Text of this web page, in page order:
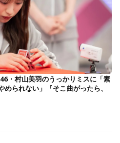
・村山美羽のうっかりミスに「素
られない」『そこ曲がったら、